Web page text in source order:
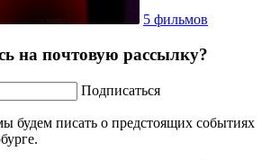
5 фильмов
на почтовую рассылку?
Подписаться
будем писать о предстоящих событиях